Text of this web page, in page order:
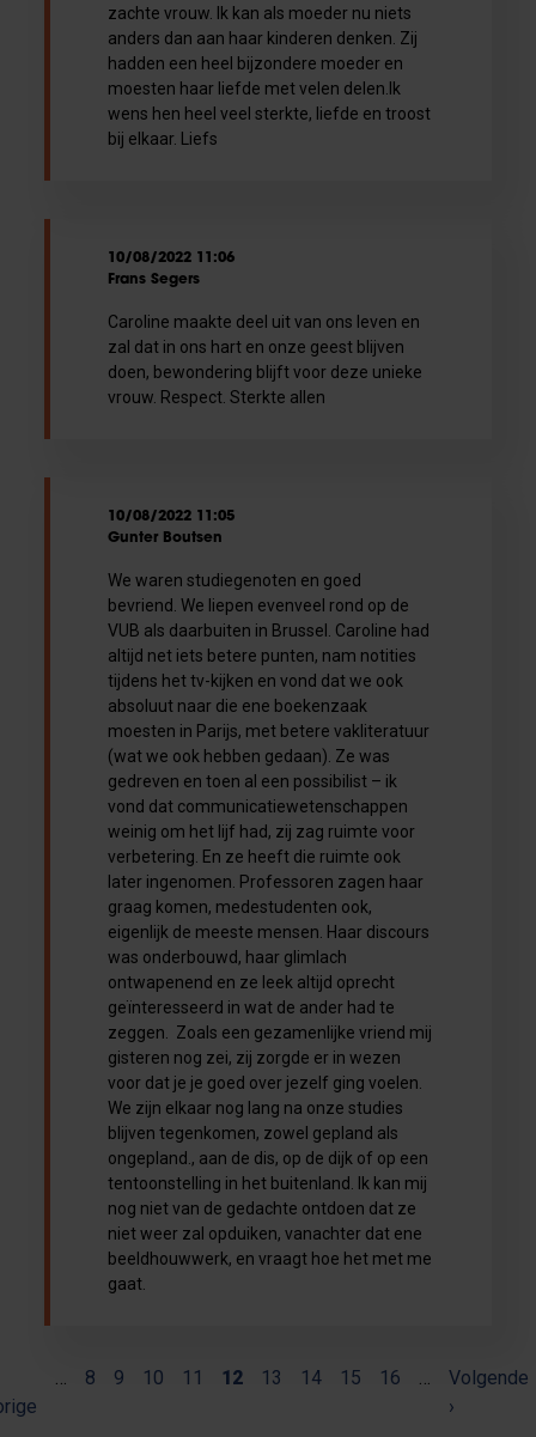
zachte vrouw. Ik kan als moeder nu niets
anders dan aan haar kinderen denken. Zij
hadden een heel bijzondere moeder en
moesten haar liefde met velen delen.Ik
wens hen heel veel sterkte, liefde en troost
bij elkaar. Liefs
10/08/2022 11:06
Frans Segers
Caroline maakte deel uit van ons leven en
zal dat in ons hart en onze geest blijven
doen, bewondering blijft voor deze unieke
vrouw. Respect. Sterkte allen
10/08/2022 11:05
Gunter Boutsen
We waren studiegenoten en goed
bevriend. We liepen evenveel rond op de
VUB als daarbuiten in Brussel. Caroline had
altijd net iets betere punten, nam notities
tijdens het tv-kijken en vond dat we ook
absoluut naar die ene boekenzaak
moesten in Parijs, met betere vakliteratuur
(wat we ook hebben gedaan). Ze was
gedreven en toen al een possibilist – ik
vond dat communicatiewetenschappen
weinig om het lijf had, zij zag ruimte voor
verbetering. En ze heeft die ruimte ook
later ingenomen. Professoren zagen haar
graag komen, medestudenten ook,
eigenlijk de meeste mensen. Haar discours
was onderbouwd, haar glimlach
ontwapenend en ze leek altijd oprecht
geïnteresseerd in wat de ander had te
zeggen. Zoals een gezamenlijke vriend mij
gisteren nog zei, zij zorgde er in wezen
voor dat je je goed over jezelf ging voelen.
We zijn elkaar nog lang na onze studies
blijven tegenkomen, zowel gepland als
ongepland., aan de dis, op de dijk of op een
tentoonstelling in het buitenland. Ik kan mij
nog niet van de gedachte ontdoen dat ze
niet weer zal opduiken, vanachter dat ene
beeldhouwwerk, en vraagt hoe het met me
gaat.
Paginering
8 9 10 11 12(current)
13 14 15 16
Volgende
›